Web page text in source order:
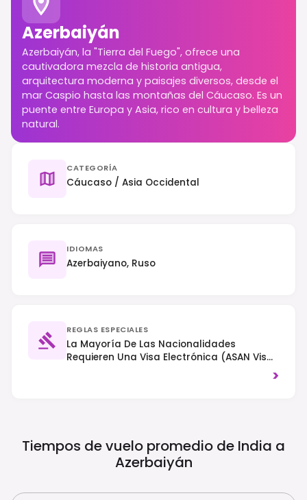
Azerbaiyán
Azerbaiyán, la "Tierra del Fuego", ofrece una
cautivadora mezcla de historia antigua,
arquitectura moderna y paisajes diversos, desde el
mar Caspio hasta las montañas del Cáucaso. Es un
puente entre Europa y Asia, rico en cultura y belleza
natural.
CATEGORÍA
Cáucaso / Asia Occidental
IDIOMAS
Azerbaiyano, Ruso
REGLAS ESPECIALES
La Mayoría De Las Nacionalidades
Requieren Una Visa Electrónica (ASAN Visa)
>
Tiempos de vuelo promedio de India a
Azerbaiyán